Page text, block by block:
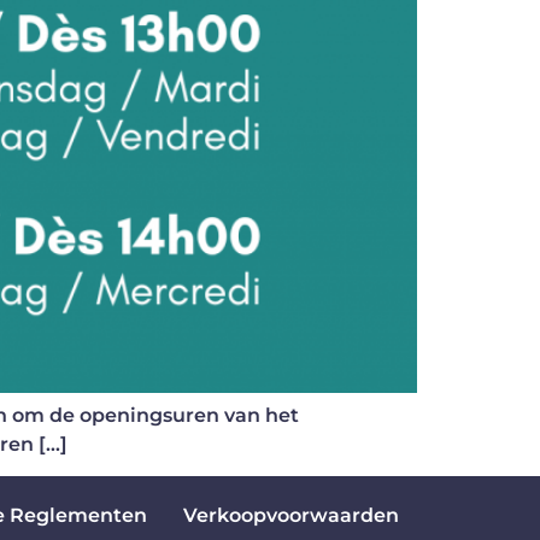
om de openingsuren van het
[…]
Reglementen
Verkoopvoorwaarden